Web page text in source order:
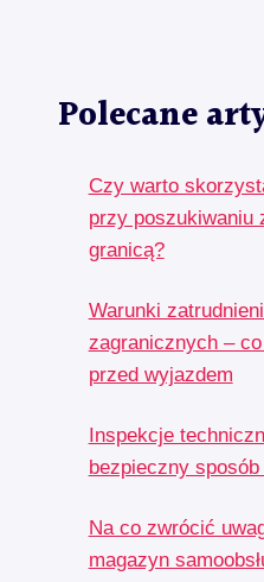
Polecane
Czy warto
przy poszukiwaniu
granicą?
Warunki
zagranicznych –
przed wyjazdem
Inspekcje
bezpieczny
Na co zwrócić
magazyn